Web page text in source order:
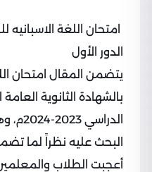
الدور الأول
يتضمن المقال امتحان
بالشهادة الثانوية
البحث عليه نظراً لما
أعجبت الطلاب